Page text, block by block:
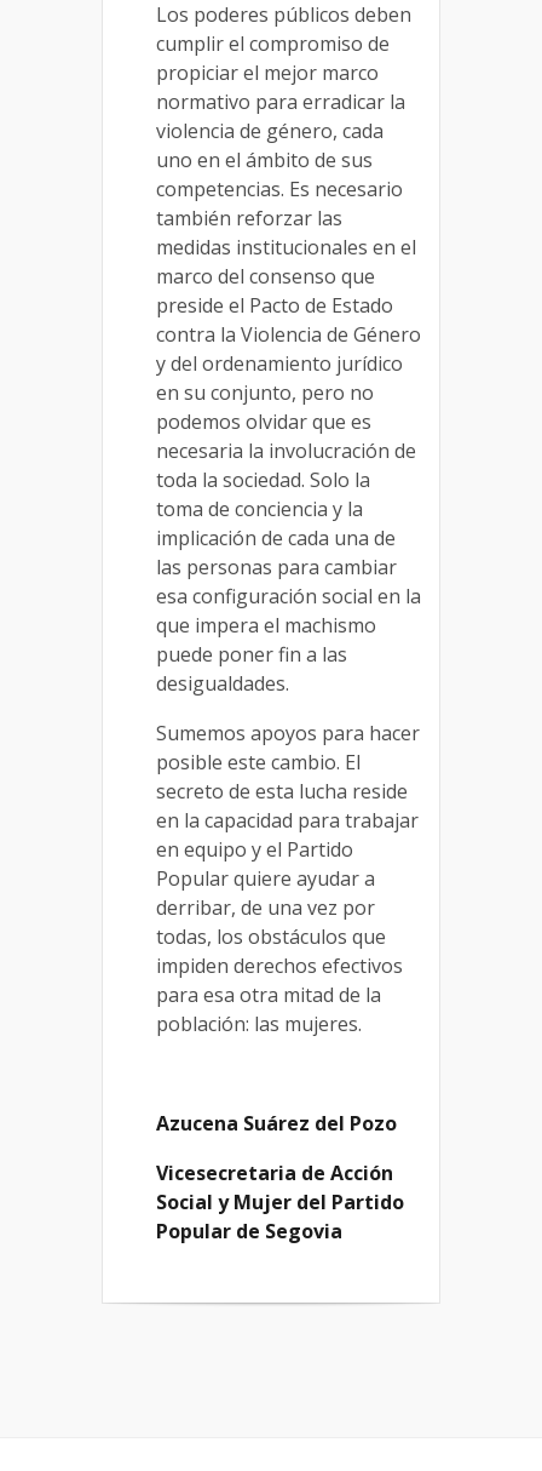
Los poderes públicos deben
cumplir el compromiso de
propiciar el mejor marco
normativo para erradicar la
violencia de género, cada
uno en el ámbito de sus
competencias. Es necesario
también reforzar las
medidas institucionales en el
marco del consenso que
preside el Pacto de Estado
contra la Violencia de Género
y del ordenamiento jurídico
en su conjunto, pero no
podemos olvidar que es
necesaria la involucración de
toda la sociedad. Solo la
toma de conciencia y la
implicación de cada una de
las personas para cambiar
esa configuración social en la
que impera el machismo
puede poner fin a las
desigualdades.
Sumemos apoyos para hacer
posible este cambio. El
secreto de esta lucha reside
en la capacidad para trabajar
en equipo y el Partido
Popular quiere ayudar a
derribar, de una vez por
todas, los obstáculos que
impiden derechos efectivos
para esa otra mitad de la
población: las mujeres.
Azucena Suárez del Pozo
Vicesecretaria de Acción
Social y Mujer del Partido
Popular de Segovia